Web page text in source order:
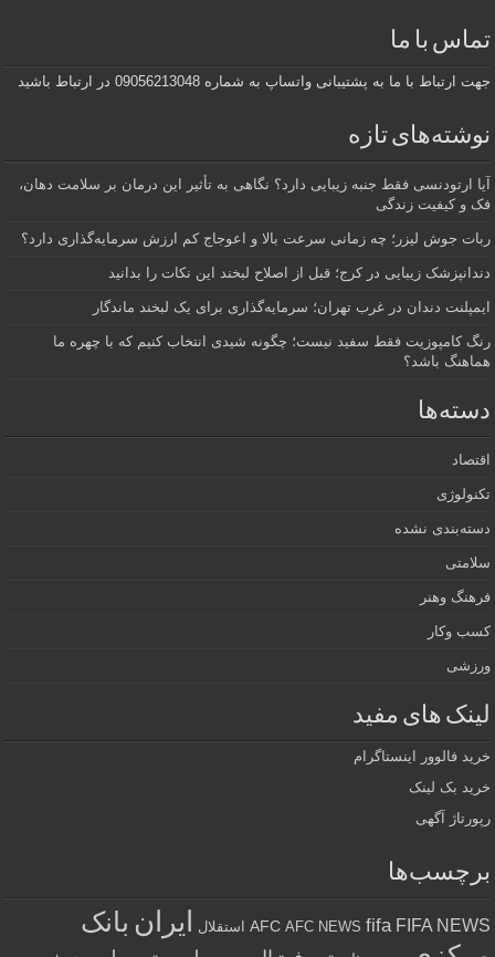
تماس با ما
جهت ارتباط با ما به پشتیبانی واتساپ به شماره 09056213048 در ارتباط باشید
نوشته‌های تازه
آیا ارتودنسی فقط جنبه زیبایی دارد؟ نگاهی به تأثیر این درمان بر سلامت دهان،
فک و کیفیت زندگی
ربات جوش لیزر؛ چه زمانی سرعت بالا و اعوجاج کم ارزش سرمایه‌گذاری دارد؟
دندانپزشک زیبایی در کرج؛ قبل از اصلاح لبخند این نکات را بدانید
ایمپلنت دندان در غرب تهران؛ سرمایه‌گذاری برای یک لبخند ماندگار
رنگ کامپوزیت فقط سفید نیست؛ چگونه شیدی انتخاب کنیم که با چهره ما
هماهنگ باشد؟
دسته‌ها
اقتصاد
تکنولوژی
دسته‌بندی نشده
سلامتی
فرهنگ وهنر
کسب وکار
ورزشی
لینک های مفید
خرید فالوور اینستاگرام
خرید بک لینک
رپورتاژ آگهی
برچسب‌ها
AFC AFC NEWS fifa FIFA NEWS استقلال ایران بانک